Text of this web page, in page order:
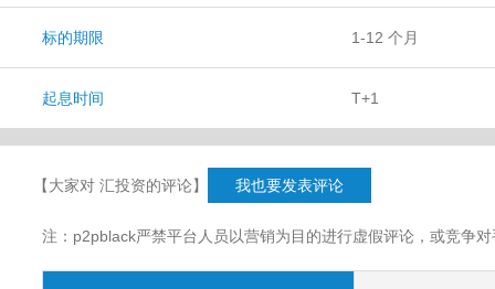
标的期限 1-12 个月
起息时间 T+1
【大家对 汇投资的评论】 我也要发表评论
注：p2pblack严禁平台人员以营销为目的进行虚假评论，或竞争